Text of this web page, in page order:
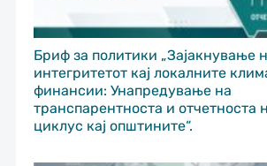
Бриф за политики „Зајакнување
интегритетот кај локалните
финансии: Унапредување на
транспарентноста и отчетноста
циклус кај општините“.